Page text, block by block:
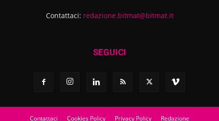
Contattaci: redazione.bitmat@bitmat.it
SEGUICI
Contattaci Cookies Policy Privacy Policy Redazione